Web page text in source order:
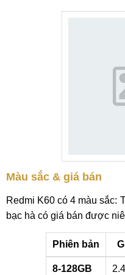
Màu sắc & giá bán
Redmi K60 có 4 màu sắc:
bạc hà có giá bán được
Phiên bản
8-128GB